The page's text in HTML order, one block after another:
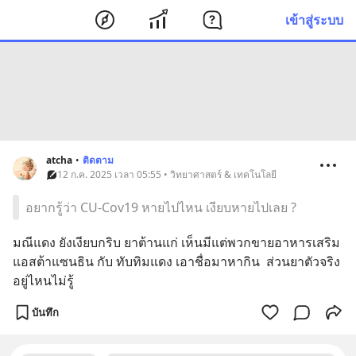
เข้าสู่ระบบ
atcha • ติดตาม
12 ก.ค. 2025 เวลา 05:55 • วิทยาศาสตร์ & เทคโนโลยี
อยากรู้ว่า CU-Cov19 หายไปไหน เงียบหายไปเลย ?
มณีแดง ยังเงียบกริบ ยาต้านแก่ เห็นมีแต่พวกขายอาหารเสริม
แอสต้าแซนธิน กับ ทับทิมแดง เอาชื่อมาหากิน  ส่วนยาตัวจริง
อยู่ไหนไม่รู้
บันทึก